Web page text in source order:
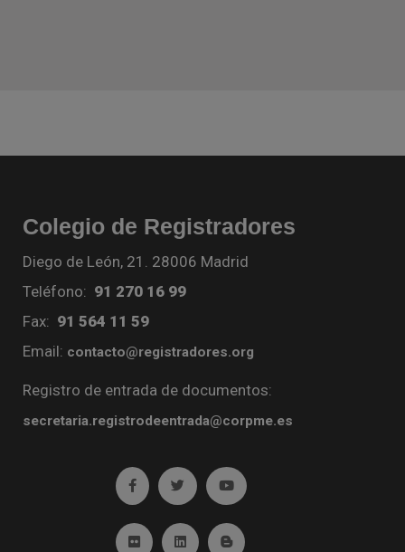
Colegio de Registradores
Diego de León, 21. 28006 Madrid
Teléfono: 91 270 16 99
Fax: 91 564 11 59
Email: contacto@registradores.org
Registro de entrada de documentos:
secretaria.registrodeentrada@corpme.es
Ir a facebook (abre en ventana nueva)
Ir a twitter (abre en ventana nueva)
Ir a YouTube (abre en
Ir a Flickr (abre en ventana nueva)
Ir a Linkedin (abre en ventana nueva)
Ir al Blog (abre en ventana